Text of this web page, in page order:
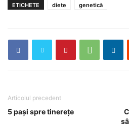
ETICHETE diete genetică
Articolul precedent
5 pași spre tinerețe